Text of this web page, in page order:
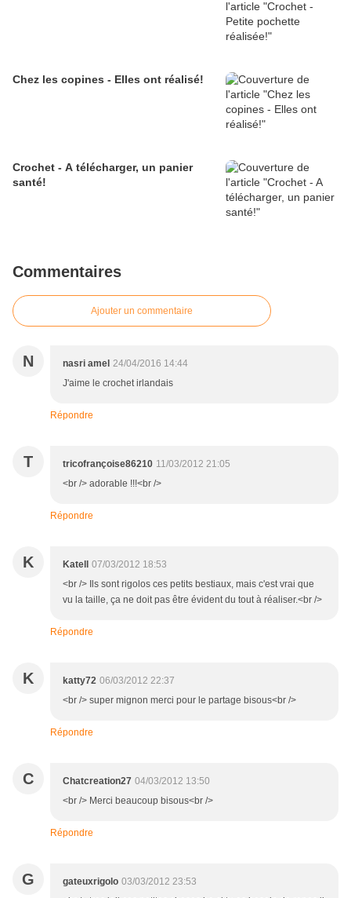
Chez les copines - Elles ont réalisé!
Crochet - A télécharger, un panier
santé!
Commentaires
Ajouter un commentaire
N nasri amel 24/04/2016 14:44
J'aime le crochet irlandais
Répondre
T tricofrançoise86210 11/03/2012 21:05
<br /> adorable !!!<br />
Répondre
K Katell
07/03/2012 18:53
<br /> Ils sont rigolos ces petits bestiaux, mais c'est vrai que
vu la taille, ça ne doit pas être évident du tout à réaliser.<br />
Répondre
K katty72 06/03/2012 22:37
<br /> super mignon merci pour le partage bisous<br />
Répondre
C Chatcreation27 04/03/2012 13:50
<br /> Merci beaucoup bisous<br />
Répondre
G gateuxrigolo 03/03/2012 23:53